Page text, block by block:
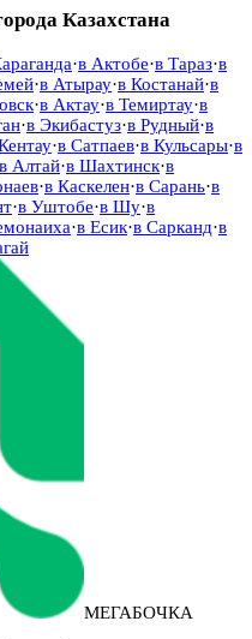
Казахстана
·в Актобе·в Тараз·в
·в Атырау·в Костанай·в
·в Актау·в Темиртау·в
·в Экибастуз·в Рудный·в
·в Сатпаев·в Кульсары·в
в Алтай·в Шахтинск·в
·в Каскелен·в Сарань·в
·в Уштобе·в Шу·в
·в Есик·в Сарканд·в
МЕГАБОЧКА